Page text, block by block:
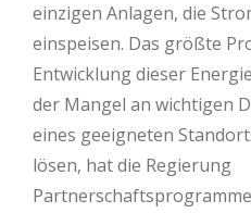
einzigen Anlagen, die
einspeisen. Das größte
Entwicklung dieser
der Mangel an wichtigen
eines geeigneten
lösen, hat die Regierung